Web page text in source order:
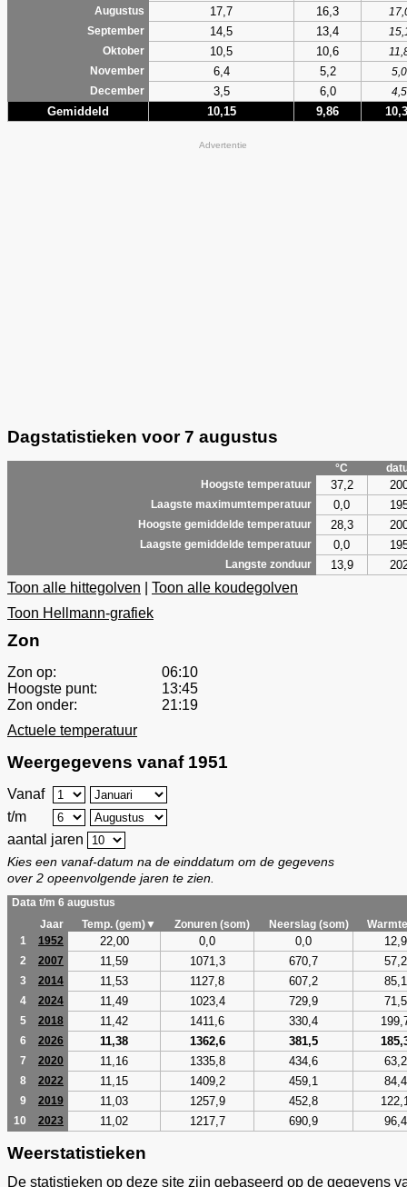
Augustus
17,7 16,3
September
14,5 13,4
Oktober
10,5 10,6
November
6,4 5,2
5,0
December
3,5 6,0 4,5
Gemiddeld 10,15 9,86
Advertentie
Dagstatistieken voor 7 augustus
°C
Hoogste temperatuur
37,2
Laagste maximumtemperatuur 0,0
Hoogste gemiddelde temperatuur 28,3
Laagste gemiddelde temperatuur 0,0
Langste zonduur 13,9
Toon alle hittegolven
Toon alle koudegolven
Toon Hellmann-grafiek
Zon
Zon op:
06:10
Hoogste punt:
13:45
Zon onder:
21:19
Actuele temperatuur
Weergegevens vanaf 1951
Vanaf
t/m
aantal jaren
Kies een vanaf-datum na de einddatum om de gegevens
over 2 opeenvolgende jaren te zien.
Data t/m 6 augustus
Jaar
Temp. (gem)▼ Zonuren (som) Neerslag (som)
1
1952 22,00 0,0 0,0 12,9
2 2007 11,59 1071,3 670,7 57,2
3 2014 11,53 1127,8 607,2 85,1
4 2024 11,49 1023,4 729,9 71,5
5 2018 11,42 1411,6 330,4
6 2026 11,38 1362,6 381,5
7 2020 11,16 1335,8 434,6 63,2
8 2022 11,15 1409,2 459,1 84,4
9 2019 11,03 1257,9 452,8
10 2023 11,02 1217,7 690,9 96,4
Weerstatistieken
De statistieken op deze site zijn gebaseerd op de gegevens